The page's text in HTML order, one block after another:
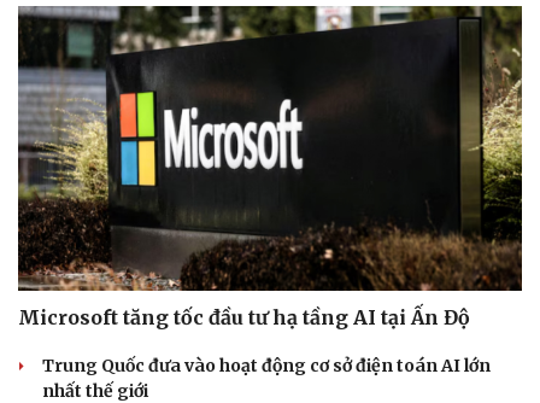
Sức khỏe
Dinh dưỡng - món ngon
Đời sống
Microsoft tăng tốc đầu tư hạ tầng AI tại Ấn Độ
Trung Quốc đưa vào hoạt động cơ sở điện toán AI lớn
nhất thế giới